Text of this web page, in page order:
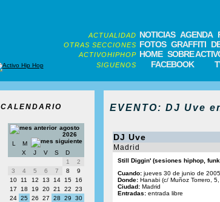
ACTUALIDAD NOTICIAS AGENDA
OTRAS SECCIONES FOTOS GRAFFITI
ACTIVOHIPHOP HOME SOBRE
SIGUENOS FACEBOOK
CALENDARIO
agosto
2026
L
M
X
J V S
D
1
2
3
4 5 6 7 8
9
10
11 12 13 14 15
16
17
18 19 20 21 22
23
24 25 26 27 28 29
30
EVENTO: DJ Uve
DJ Uve
Madrid
Still Diggin' (sesiones hiphop,
Cuando:jueves 30 de junio de
Donde:Hanabi (c/ Muñoz Torrero,
Ciudad:Madrid
Entradas: entrada libre